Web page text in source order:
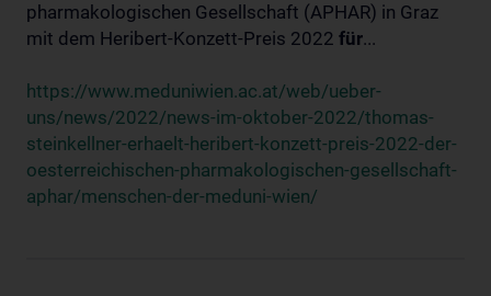
pharmakologischen Gesellschaft (APHAR) in Graz
mit dem Heribert-Konzett-Preis 2022 für...
https://www.meduniwien.ac.at/web/ueber-
uns/news/2022/news-im-oktober-2022/thomas-
steinkellner-erhaelt-heribert-konzett-preis-2022-der-
oesterreichischen-pharmakologischen-gesellschaft-
aphar/menschen-der-meduni-wien/